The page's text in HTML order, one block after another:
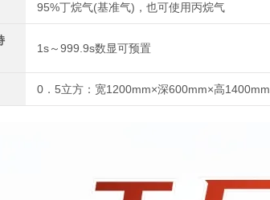
95%丁烷气(基准气)，也可使用丙烷气
1s～999.9s数显可预置
0．5立方：宽1200mm×深600mm×高1400mm